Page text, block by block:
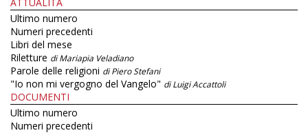
Ultimo numero
Numeri precedenti
Libri del mese
Riletture di Mariapia Veladiano
Parole delle religioni di Piero Stefani
"Io non mi vergogno del Vangelo" di Luigi Accattoli
DOCUMENTI
Ultimo numero
Numeri precedenti